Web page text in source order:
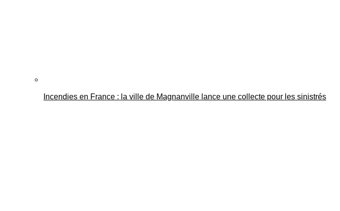
Incendies en France : la ville de Magnanville lance une collecte pour les sinistrés